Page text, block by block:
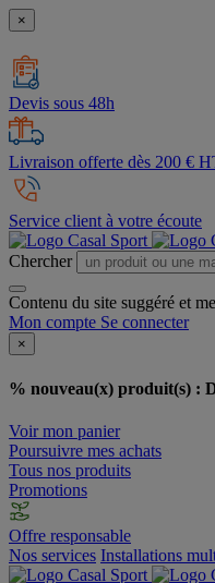
×
Devis sous 48h
Livraison offerte dès 200 €
Service client à votre écoute
Chercher
Contenu du site suggéré et
Mon compte Se connecter
×
% nouveau(x) produit(s) :
Voir mon panier
Poursuivre mes achats
Tous nos produits
Promotions
Offre responsable
Nos services Installations